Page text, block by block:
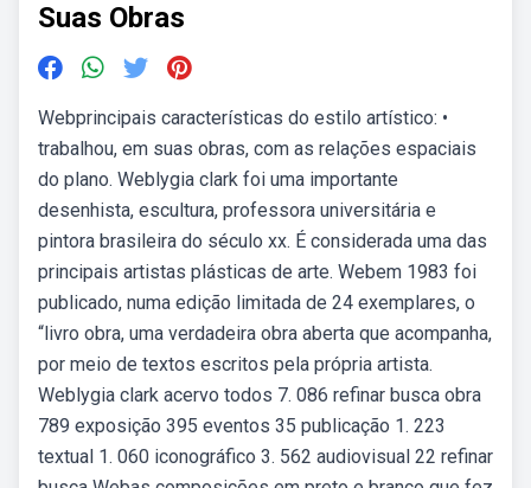
Suas Obras
Webprincipais características do estilo artístico: •
trabalhou, em suas obras, com as relações espaciais
do plano. Weblygia clark foi uma importante
desenhista, escultura, professora universitária e
pintora brasileira do século xx. É considerada uma das
principais artistas plásticas de arte. Webem 1983 foi
publicado, numa edição limitada de 24 exemplares, o
“livro obra, uma verdadeira obra aberta que acompanha,
por meio de textos escritos pela própria artista.
Weblygia clark acervo todos 7. 086 refinar busca obra
789 exposição 395 eventos 35 publicação 1. 223
textual 1. 060 iconográfico 3. 562 audiovisual 22 refinar